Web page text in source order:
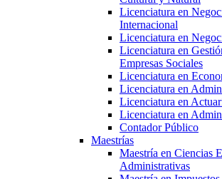
Licenciatura en
Internacional
Licenciatura en
Licenciatura en
Empresas Sociales
Licenciatura en
Licenciatura en
Licenciatura en
Licenciatura en
Contador Público
Maestrías
Maestría en Ciencias
Administrativas